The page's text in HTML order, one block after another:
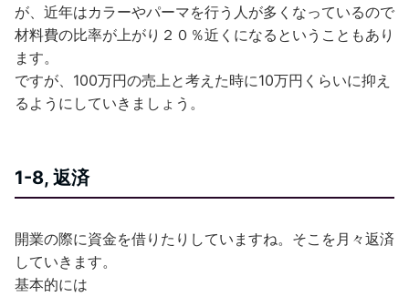
が、近年はカラーやパーマを行う人が多くなっているので
材料費の比率が上がり２０％近くになるということもあり
ます。
ですが、100万円の売上と考えた時に10万円くらいに抑え
るようにしていきましょう。
1-8, 返済
開業の際に資金を借りたりしていますね。そこを月々返済
していきます。
基本的には